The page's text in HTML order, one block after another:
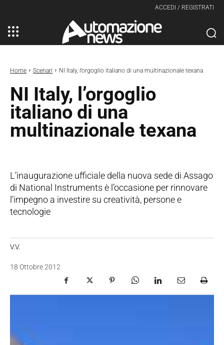
ACCEDI / REGISTRATI
Home Scenari NI Italy, l’orgoglio italiano di una multinazionale texana
NI Italy, l’orgoglio
italiano di una
multinazionale texana
L’inaugurazione ufficiale della nuova sede di Assago
di National Instruments è l’occasione per rinnovare
l’impegno a investire su creatività, persone e
tecnologie
V.V.
18 Ottobre 2012